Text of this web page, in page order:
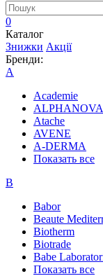
0
Каталог
Знижки Акції
Бренди:
A
Academie
ALPHANOVA
Atache
AVENE
A-DERMA
Показать все
B
Babor
Beaute
Biotherm
Biotrade
Babe
Показать все